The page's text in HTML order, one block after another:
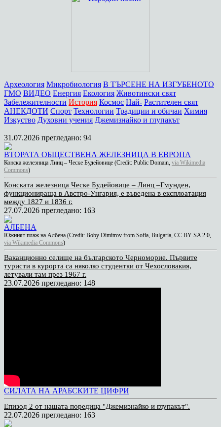
Археология Микробиология В ТЪРСЕНЕ НА ИЗГУБЕНОТО
ГМО ВИДЕО Енергия Екология Животински свят
Забележителности История Космос Най- Растителен свят
АНЕКДОТИ Спорт Технологии Традиции и обичаи Химия
Изкуство Духовни учения Джемизнайко и глупакът
31.07.2026 прегледано: 94
ВТОРАТА ОБЩЕСТВЕНА ЖЕЛЕЗНИЦА В ЕВРОПА
Конска железница Линц – Ческе Будейовице (Credit: Public Domain, via Wikimedia
Commons)
Конската железница Ческе Будейовице – Линц –Гмунден,
функционираща в Австро-Унгария, е въведена в експлоатация
между 1827 и 1836 г.
27.07.2026 прегледано: 163
АЛБЕНА
Южният плаж на Албена (Credit: Boby Dimitrov from Sofia, Bulgaria, CC BY-SA 2.0,
via Wikimedia Commons)
Ваканционно селище на българското Черноморие. Първите
туристи в курорта са няколко студентки от Чехословакия,
летували там през 1967 г.
23.07.2026 прегледано: 148
СИЛАТА НА АРАБСКИТЕ ЦИФРИ
Епизод 2 от нашата поредица "Джемизнайко и глупакът".
22.07.2026 прегледано: 163